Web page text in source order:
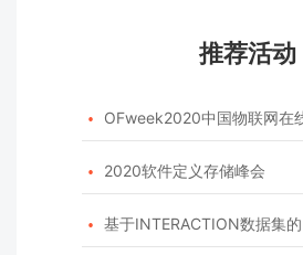
推荐活动
 OFweek2020中国物联网在
 2020软件定义存储峰会
 基于INTERACTION数据集的自动驾